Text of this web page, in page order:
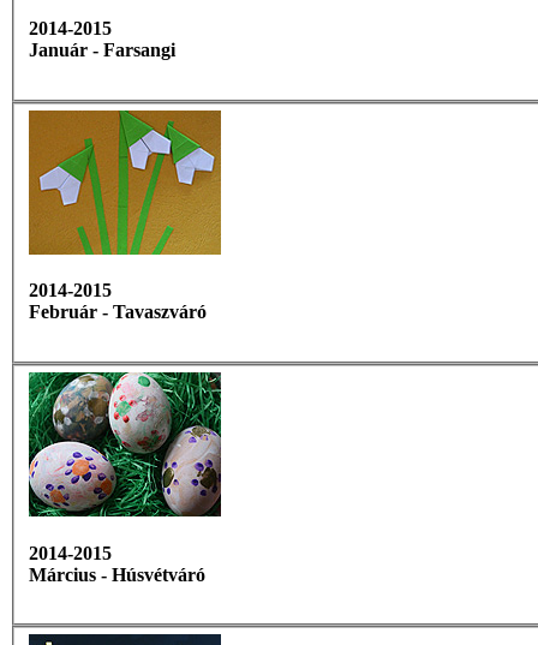
2014-2015
Január - Farsangi
2014-2015
Február - Tavaszváró
2014-2015
Március - Húsvétváró